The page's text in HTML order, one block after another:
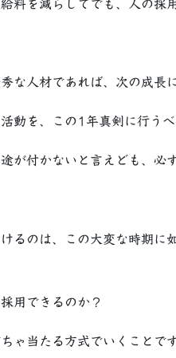
料を減らしてでも、人の採
な人材であれば、次の成長
動を、この1年真剣に行うべ
が付かないと言えども、必
るのは、この大変な時期に
用できるのか？
ゃ当たる方式でいくことです